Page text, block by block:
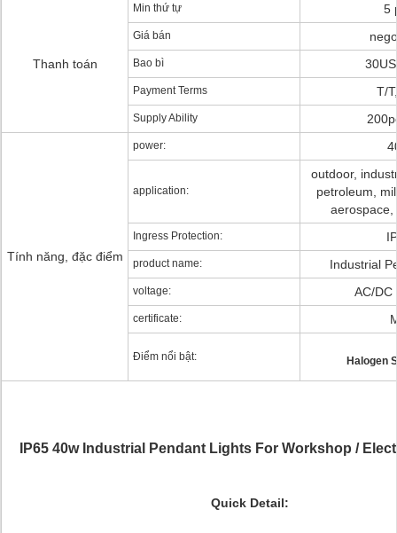
Thanh toán
Min thứ tự 5
Giá bán
Bao bì
Payment Terms T/
Supply Ability
Tính năng, đặc điểm
power:
application:
outdoor,
petroleum,
aerospace,
Ingress Protection:
product name: Industrial
voltage: AC/DC
certificate:
Điểm nổi bật: Halogen
IP65 40w Industrial Pendant Lights For Workshop /
Quick Detail: